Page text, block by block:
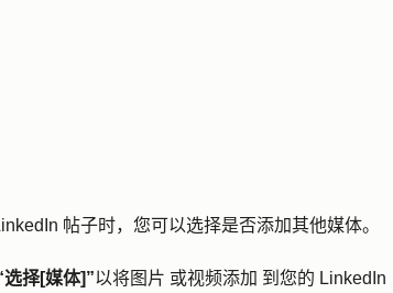
帖子时，您可以选择是否添加其他媒体。
选择[媒体]”以将图片 或视频添加 到您的 LinkedIn